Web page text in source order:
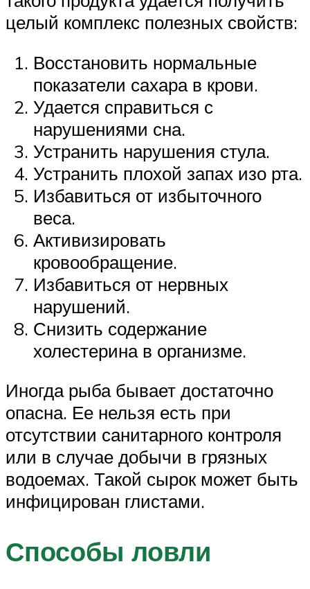
целый комплекс полезных свойств:
Восстановить нормальные
показатели сахара в крови.
Удается справиться с
нарушениями сна.
Устранить нарушения стула.
Устранить плохой запах изо рта.
Избавиться от избыточного
веса.
Активизировать
кровообращение.
Избавиться от нервных
нарушений.
Снизить содержание
холестерина в организме.
Иногда рыба бывает достаточно
опасна. Ее нельзя есть при
отсутствии санитарного контроля
или в случае добычи в грязных
водоемах. Такой сырок может быть
инфицирован глистами.
Способы ловли